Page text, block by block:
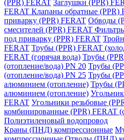
(PPR) FERAT Заглушки (PPR)
FERAT Клапаны обратные (PPR)
приварку (PPR) FERAT Обводы
смесителей (PPR) FERAT
под приварку (PPR) FERAT
FERAT Трубы (PPR) FERAT
FERAT (горячая вода) Трубы
(отопление/вода) РN 20 Трубы
(отопление/вода) РN 25 Трубы
алюминием (отопление) Трубы
алюминием (отопление)
FERAT Угольники резьбовые
комбинированные (PPR) FERAT
Полиэтиленовый водопровод
Краны (ПНД) компрессионные